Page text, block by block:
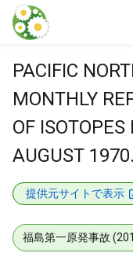
本文に飛ぶ
PACIFIC
MONTHLY
OF
AUGUST 1970.
提供元サイトで表示
福島第一原発事故